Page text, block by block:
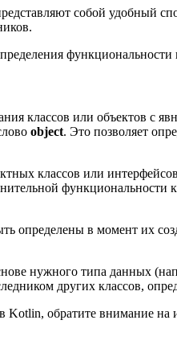
собой удобный
функциональности
классов или объектов с
object. Это позволяет
классов или
определены в момент их
нужного типа данных
других классов,
обратите внимание на